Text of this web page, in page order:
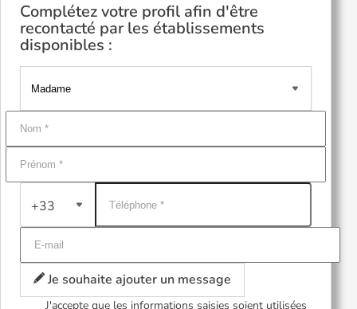
Complétez votre profil afin d'être
recontacté par les établissements
disponibles :
+33
Je souhaite ajouter un message
J'accepte que les informations saisies soient utilisées